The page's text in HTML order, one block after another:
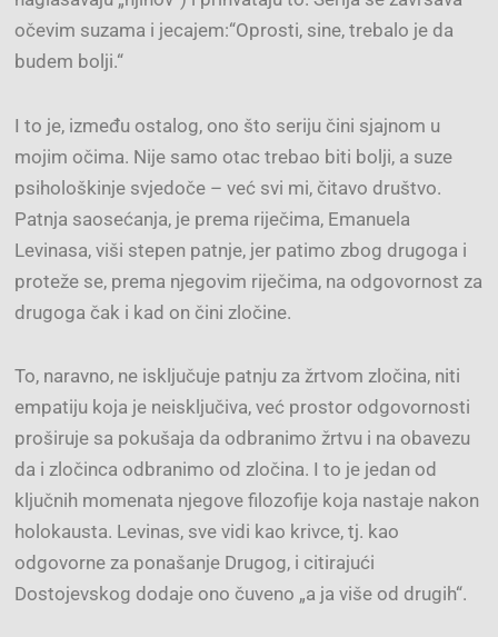
očevim suzama i jecajem:“Oprosti, sine, trebalo je da
budem bolji.“
I to je, između ostalog, ono što seriju čini sjajnom u
mojim očima. Nije samo otac trebao biti bolji, a suze
psihološkinje svjedoče – već svi mi, čitavo društvo.
Patnja saosećanja, je prema riječima, Emanuela
Levinasa, viši stepen patnje, jer patimo zbog drugoga i
proteže se, prema njegovim riječima, na odgovornost za
drugoga čak i kad on čini zločine.
To, naravno, ne isključuje patnju za žrtvom zločina, niti
empatiju koja je neisključiva, već prostor odgovornosti
proširuje sa pokušaja da odbranimo žrtvu i na obavezu
da i zločinca odbranimo od zločina. I to je jedan od
ključnih momenata njegove filozofije koja nastaje nakon
holokausta. Levinas, sve vidi kao krivce, tj. kao
odgovorne za ponašanje Drugog, i citirajući
Dostojevskog dodaje ono čuveno „a ja više od drugih“.